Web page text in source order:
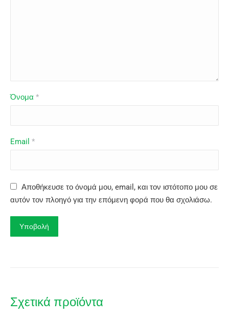
Όνομα *
Email *
Αποθήκευσε το όνομά μου, email, και τον ιστότοπο μου σε
αυτόν τον πλοηγό για την επόμενη φορά που θα σχολιάσω.
Σχετικά προϊόντα